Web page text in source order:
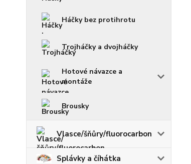
Háčky bez protihrotu
Trojháčky a dvojháčky
Hotové návazce a
montáže
Brousky
Vlasce/šňůry/fluorocarbon
Splávky a číhátka